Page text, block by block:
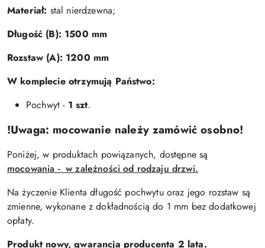
Materiał: stal nierdzewna;
Długość (B): 1500 mm
Rozstaw (A): 1200 mm
W komplecie otrzymują Państwo:
Pochwyt - 1 szt.
!Uwaga: mocowanie należy zamówić osobno!
Poniżej, w produktach powiązanych, dostępne są
mocowania - w zależności od rodzaju drzwi.
Na życzenie Klienta długość pochwytu oraz jego rozstaw są
zmienne, wykonane z dokładnością do 1 mm bez dodatkowej
opłaty.
Produkt nowy, gwarancja producenta 2 lata.